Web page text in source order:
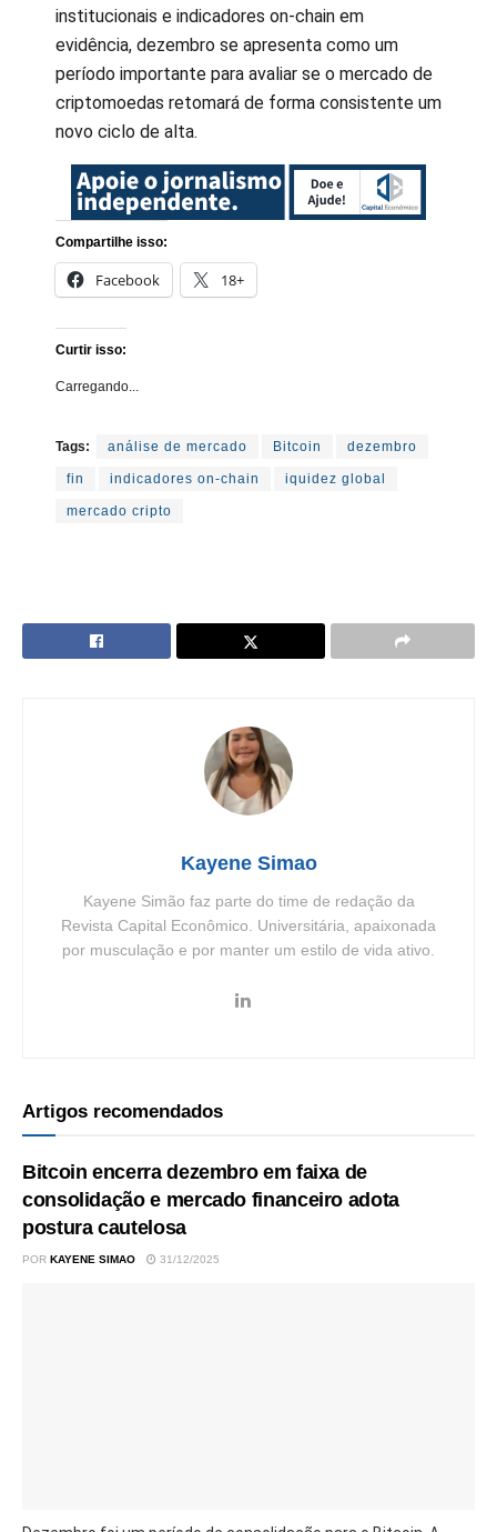
institucionais e indicadores on-chain em
evidência, dezembro se apresenta como um
período importante para avaliar se o mercado de
criptomoedas retomará de forma consistente um
novo ciclo de alta.
Compartilhe isso:
Facebook 18+
Curtir isso:
Carregando...
Tags: análise de mercado Bitcoin dezembro
fin indicadores on-chain iquidez global
mercado cripto
Kayene Simao
Kayene Simão faz parte do time de redação da
Revista Capital Econômico. Universitária, apaixonada
por musculação e por manter um estilo de vida ativo.
Artigos recomendados
Bitcoin encerra dezembro em faixa de
consolidação e mercado financeiro adota
postura cautelosa
POR KAYENE SIMAO 31/12/2025